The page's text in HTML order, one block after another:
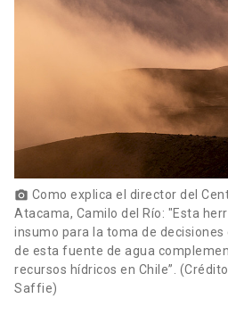
photo_camera Como explica el director del
Atacama, Camilo del Río: "Esta
insumo para la toma de
de esta fuente de agua
recursos hídricos en Chile”.
Saffie)